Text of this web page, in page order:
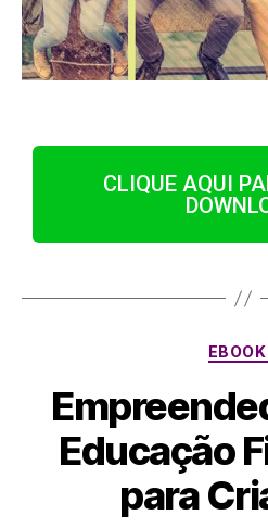
CLIQUE AQUI
Educação
para